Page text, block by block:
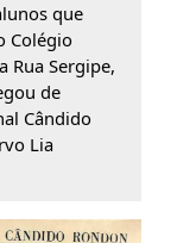
que
Colégio
Rua Sergipe,
de
Cândido
Lia